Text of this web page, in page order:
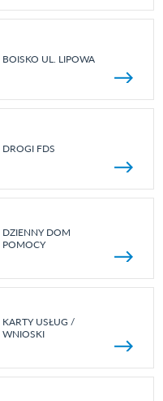
BOISKO UL. LIPOWA
DROGI FDS
DZIENNY DOM
POMOCY
KARTY USŁUG /
WNIOSKI